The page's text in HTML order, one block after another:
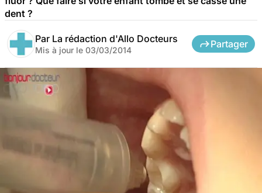
dent ?
Par La rédaction d'Allo Docteurs
Mis à jour le 03/03/2014
Partager